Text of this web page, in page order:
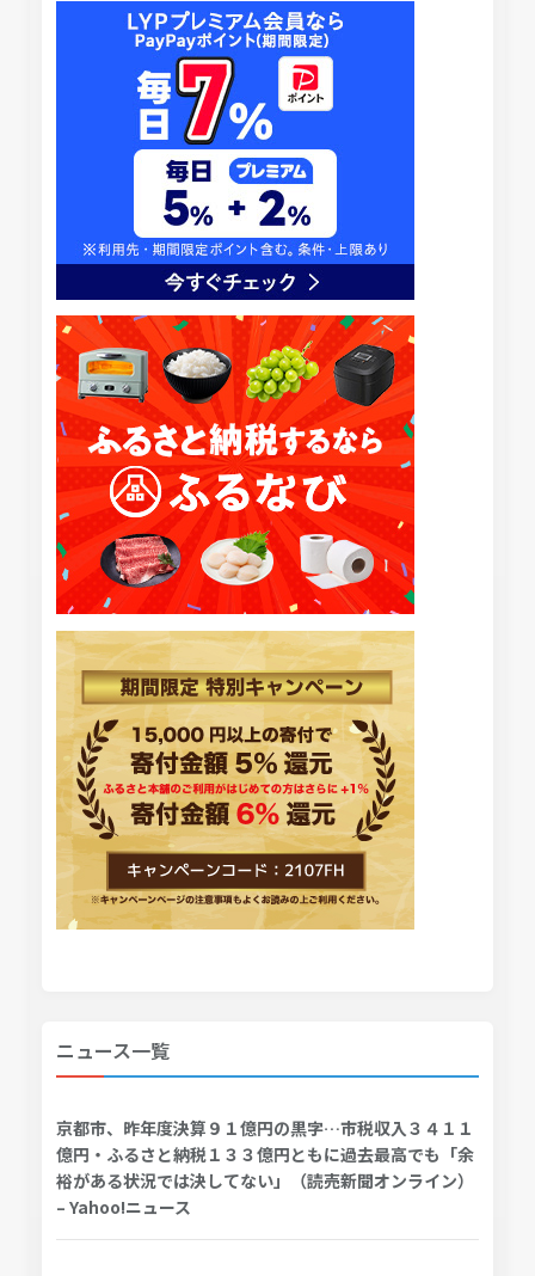
ニュース一覧
京都市、昨年度決算９１億円の黒字…市税収入３４１１
億円・ふるさと納税１３３億円ともに過去最高でも「余
裕がある状況では決してない」（読売新聞オンライン）
– Yahoo!ニュース